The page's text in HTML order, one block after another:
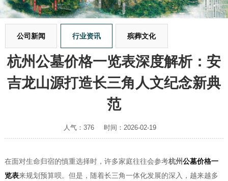
公司新闻 行业资讯 殡葬文化
杭州公墓价格一览表深度解析：安
吉龙山源打造长三角人文纪念新典
范
人气：376 时间：2026-02-19
在面对生命归宿的慎重选择时，许多家庭往往会参考杭州公墓价格一
览表来规划预算呗。但是，随着长三角一体化发展的深入，越来越多